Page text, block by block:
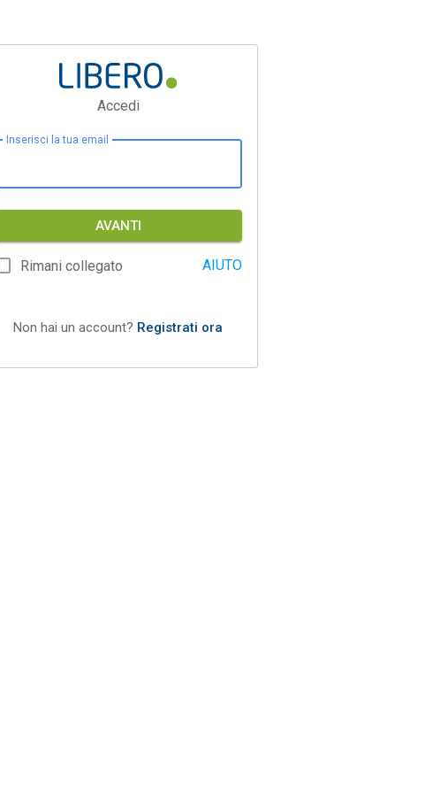
Accedi
Inserisci la tua email
AVANTI
Rimani collegato AIUTO
Non hai un account? Registrati ora